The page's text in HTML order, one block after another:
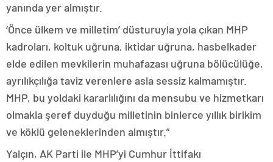
yanında yer almıştır.
‘Önce ülkem ve milletim’ düsturuyla yola çıkan MHP
kadroları, koltuk uğruna, iktidar uğruna, hasbelkader
elde edilen mevkilerin muhafazası uğruna bölücülüğe,
ayrılıkçılığa taviz verenlere asla sessiz kalmamıştır.
MHP, bu yoldaki kararlılığını da mensubu ve hizmetkarı
olmakla şeref duyduğu milletinin binlerce yıllık birikim
ve köklü geleneklerinden almıştır.”
Yalçın, AK Parti ile MHP’yi Cumhur İttifakı